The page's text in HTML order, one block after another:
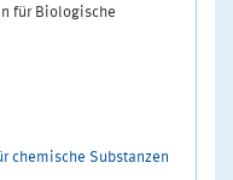
für Biologische
chemische Substanzen